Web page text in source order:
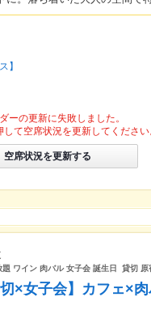
】
ーの更新に失敗しました。
て空席状況を更新してください
空席状況を更新する
題 ワイン 肉バル 女子会 誕生日 貸切 原
切×女子会】カフェ×